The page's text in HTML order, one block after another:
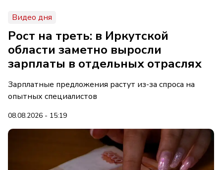
Видео дня
Рост на треть: в Иркутской
области заметно выросли
зарплаты в отдельных отраслях
Зарплатные предложения растут из-за спроса на
опытных специалистов
08.08.2026 - 15:19